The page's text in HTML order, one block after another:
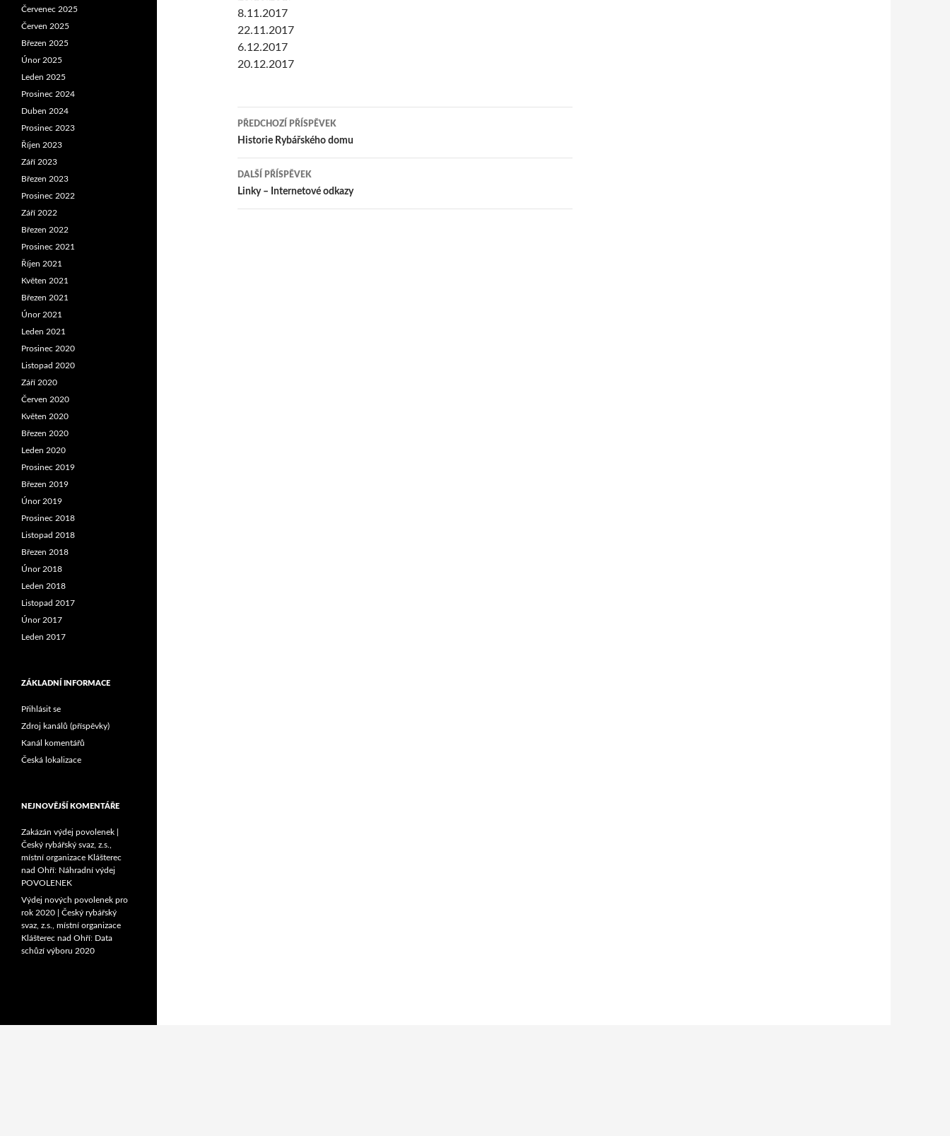
8.11.2017
22.11.2017
6.12.2017
20.12.2017
Navigace
pro
příspěvky
PŘEDCHOZÍ PŘÍSPĚVEK
Historie Rybářského domu
DALŠÍ PŘÍSPĚVEK
Linky – Internetové odkazy
Červenec 2025
Červen 2025
Březen 2025
Únor 2025
Leden 2025
Prosinec 2024
Duben 2024
Prosinec 2023
Říjen 2023
Září 2023
Březen 2023
Prosinec 2022
Září 2022
Březen 2022
Prosinec 2021
Říjen 2021
Květen 2021
Březen 2021
Únor 2021
Leden 2021
Prosinec 2020
Listopad 2020
Září 2020
Červen 2020
Květen 2020
Březen 2020
Leden 2020
Prosinec 2019
Březen 2019
Únor 2019
Prosinec 2018
Listopad 2018
Březen 2018
Únor 2018
Leden 2018
Listopad 2017
Únor 2017
Leden 2017
ZÁKLADNÍ INFORMACE
Přihlásit se
Zdroj kanálů (příspěvky)
Kanál komentářů
Česká lokalizace
NEJNOVĚJŠÍ KOMENTÁŘE
Zakázán výdej povolenek |
Český rybářský svaz, z.s.,
místní organizace Klášterec
nad Ohří: Náhradní výdej
POVOLENEK
Výdej nových povolenek pro
rok 2020 | Český rybářský
svaz, z.s., místní organizace
Klášterec nad Ohří: Data
schůzí výboru 2020